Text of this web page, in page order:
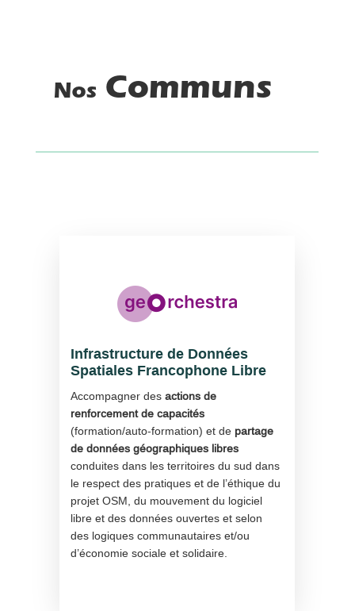
Nos Communs
Infrastructure de Données
Spatiales Francophone Libre
Accompagner desactions de
renforcement de capacités
(formation/auto-formation) et de partage
de données géographiques libres
conduites dans les territoires du sud dans
le respect des pratiques et de l’éthique du
projet OSM, du mouvement du logiciel
libre et des données ouvertes et selon
des logiques communautaires et/ou
d’économie sociale et solidaire.